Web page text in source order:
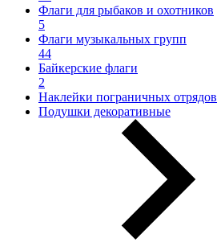
Флаги для рыбаков и охотников
5
Флаги музыкальных групп
44
Байкерские флаги
2
Наклейки пограничных отрядов
Подушки декоративные